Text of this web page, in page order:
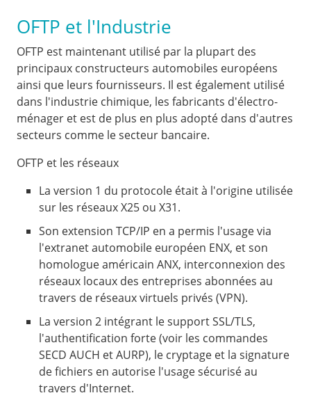
OFTP et l'Industrie
OFTP est maintenant utilisé par la plupart des
principaux constructeurs automobiles européens
ainsi que leurs fournisseurs. Il est également utilisé
dans l'industrie chimique, les fabricants d'électro-
ménager et est de plus en plus adopté dans d'autres
secteurs comme le secteur bancaire.
OFTP et les réseaux
La version 1 du protocole était à l'origine utilisée
sur les réseaux X25 ou X31.
Son extension TCP/IP en a permis l'usage via
l'extranet automobile européen ENX, et son
homologue américain ANX, interconnexion des
réseaux locaux des entreprises abonnées au
travers de réseaux virtuels privés (VPN).
La version 2 intégrant le support SSL/TLS,
l'authentification forte (voir les commandes
SECD AUCH et AURP), le cryptage et la signature
de fichiers en autorise l'usage sécurisé au
travers d'Internet.